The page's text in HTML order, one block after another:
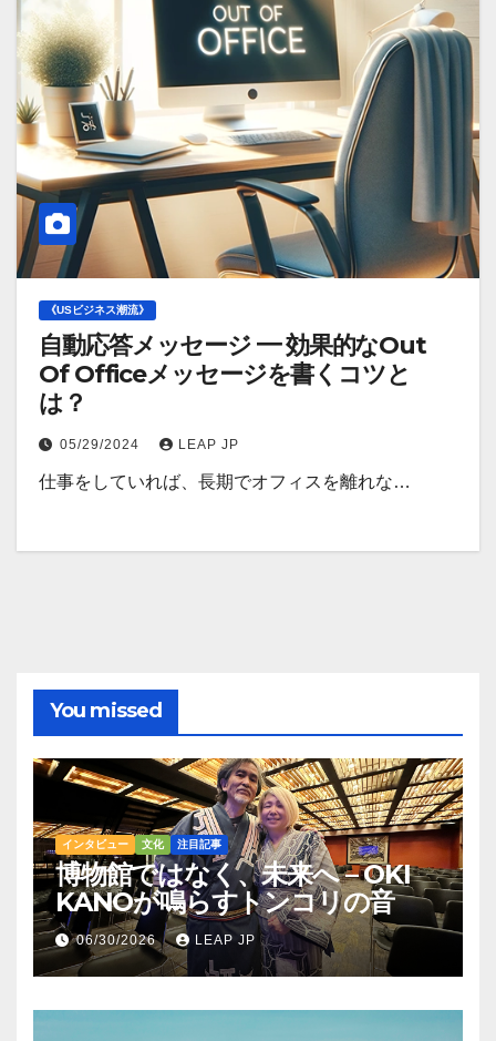
《USビジネス潮流》
自動応答メッセージ ━ 効果的なOut
Of Officeメッセージを書くコツと
は？
05/29/2024 LEAP JP
仕事をしていれば、長期でオフィスを離れな…
You missed
インタビュー 文化 注目記事
博物館ではなく、未来へ – OKI
KANOが鳴らすトンコリの音
06/30/2026 LEAP JP